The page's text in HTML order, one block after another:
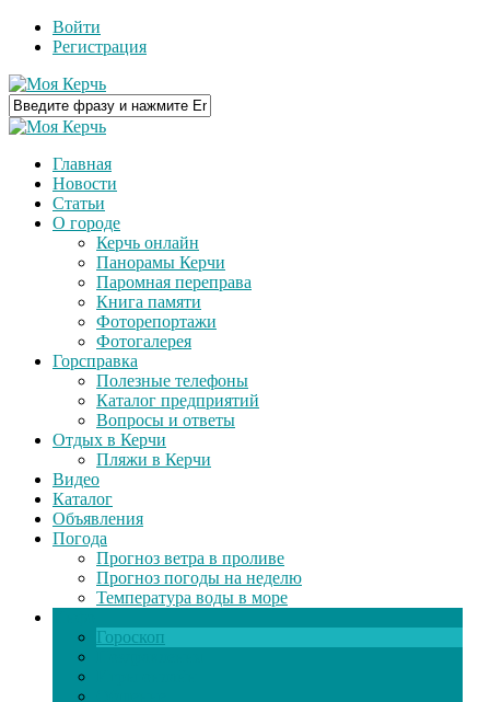
Войти
Регистрация
Главная
Новости
Статьи
О городе
Керчь онлайн
Панорамы Керчи
Паромная переправа
Книга памяти
Фоторепортажи
Фотогалерея
Горсправка
Полезные телефоны
Каталог предприятий
Вопросы и ответы
Отдых в Керчи
Пляжи в Керчи
Видео
Каталог
Объявления
Погода
Прогноз ветра в проливе
Прогноз погоды на неделю
Температура воды в море
Гороскоп